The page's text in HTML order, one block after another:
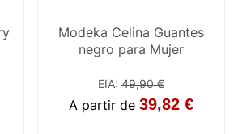
Modeka Celina Guantes
negro para Mujer
EIA: 49,90 €
A partir de 39,82 €